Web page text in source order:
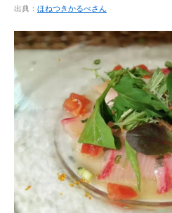
出典： ほねつきかるべさん